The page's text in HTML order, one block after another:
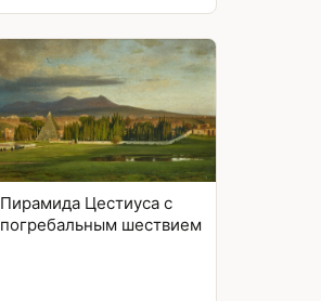
Пирамида Цестиуса с
погребальным шествием